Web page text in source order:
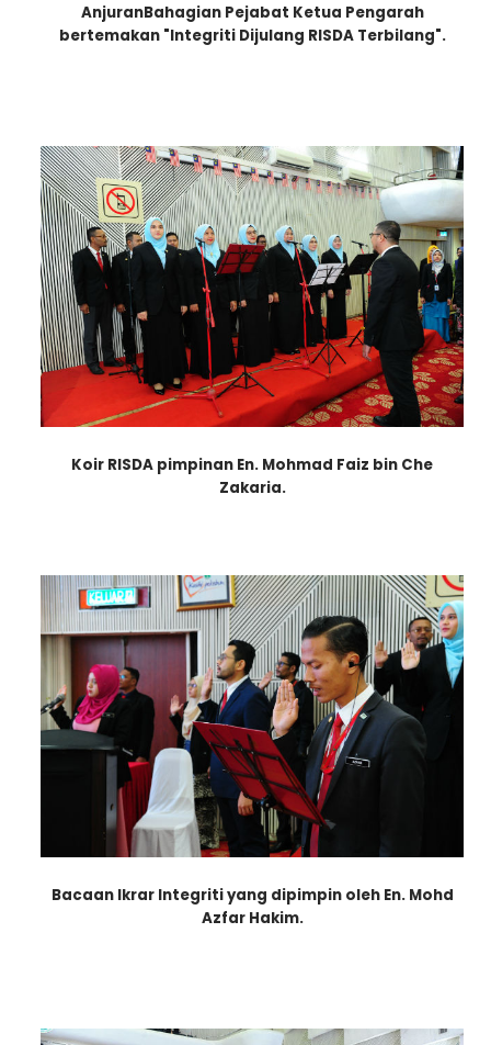
AnjuranBahagian Pejabat Ketua Pengarah
bertemakan "Integriti Dijulang RISDA Terbilang".
Koir RISDA pimpinan En. Mohmad Faiz bin Che
Zakaria.
Bacaan Ikrar Integriti yang dipimpin oleh En. Mohd
Azfar Hakim.